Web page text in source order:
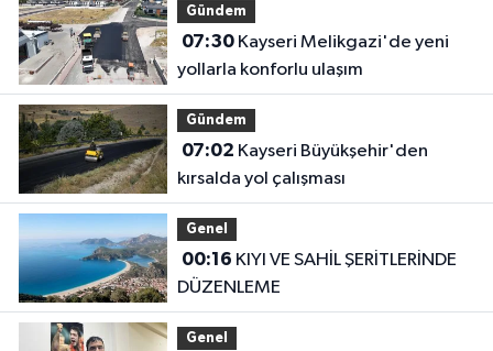
Gündem
07:30Kayseri Melikgazi'de yeni
yollarla konforlu ulaşım
Gündem
07:02
kırsalda yol çalışması
Genel
00:16
DÜZENLEME
Genel